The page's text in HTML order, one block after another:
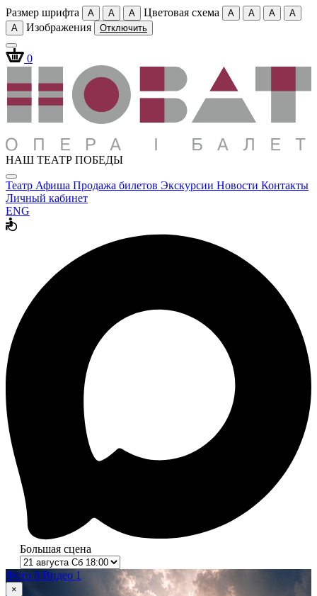
Размер шрифта A A A Цветовая схема A A A
A
A
Изображения Отключить
0
НАШ ТЕАТР ПОБЕДЫ
Театр Афиша Продажа билетов Экскурсии Новости Контакты
Личный кабинет
ENG
Большая сцена
Фото 8 Видео 1
×